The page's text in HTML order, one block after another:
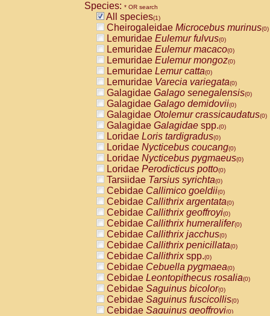
Species: * OR search
All species(1)
Cheirogaleidae Microcebus murinus(0)
Lemuridae Eulemur fulvus(0)
Lemuridae Eulemur macaco(0)
Lemuridae Eulemur mongoz(0)
Lemuridae Lemur catta(0)
Lemuridae Varecia variegata(0)
Galagidae Galago senegalensis(0)
Galagidae Galago demidovii(0)
Galagidae Otolemur crassicaudatus(0)
Galagidae Galagidae spp.(0)
Loridae Loris tardigradus(0)
Loridae Nycticebus coucang(0)
Loridae Nycticebus pygmaeus(0)
Loridae Perodicticus potto(0)
Tarsiidae Tarsius syrichta(0)
Cebidae Callimico goeldii(0)
Cebidae Callithrix argentata(0)
Cebidae Callithrix geoffroyi(0)
Cebidae Callithrix humeralifer(0)
Cebidae Callithrix jacchus(0)
Cebidae Callithrix penicillata(0)
Cebidae Callithrixspp.(0)
Cebidae Cebuella pygmaea(0)
Cebidae Leontopithecus rosalia(0)
Cebidae Saguinus bicolor(0)
Cebidae Saguinus fuscicollis(0)
Cebidae Saguinus geoffroyi(0)